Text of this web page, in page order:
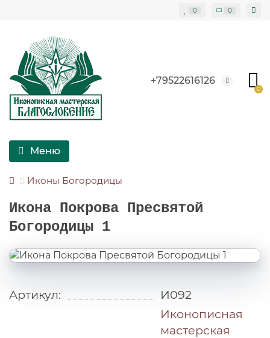
Блоки питания Цены в Беларуси Минске
Блоки питания пк Минск Беларусь Цены
0 0
+79522616126
0
Меню
Иконы Богородицы
Икона Покрова Пресвятой
Богородицы 1
Артикул: И092
Иконописная
мастерская